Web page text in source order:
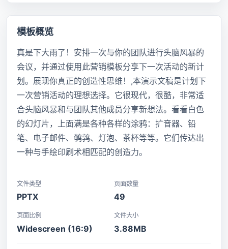
模板概览
真是下大雨了！安排一次与你的团队进行头脑风暴的
会议，并通过使用此营销模板分享下一次活动的新计
划。展现你真正的创造性思维！,本演示文稿是计划下
一次营销活动的理想选择。它很现代，很酷，非常适
合头脑风暴和与团队其他成员分享新想法。看看白色
的幻灯片，上面满是各种各样的涂鸦：扩音器、铅
笔、电子邮件、鹌鹑、灯泡、茶杯等等。它们传达出
一种与手绘印刷术相匹配的创造力。
文件类型
PPTX
页面数量
49
页面比例
Widescreen (16:9)
文件大小
3.88MB